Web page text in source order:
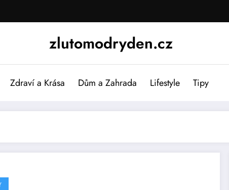
zlutomodryden.cz
Zdraví a Krása Dům a Zahrada Lifestyle Tipy